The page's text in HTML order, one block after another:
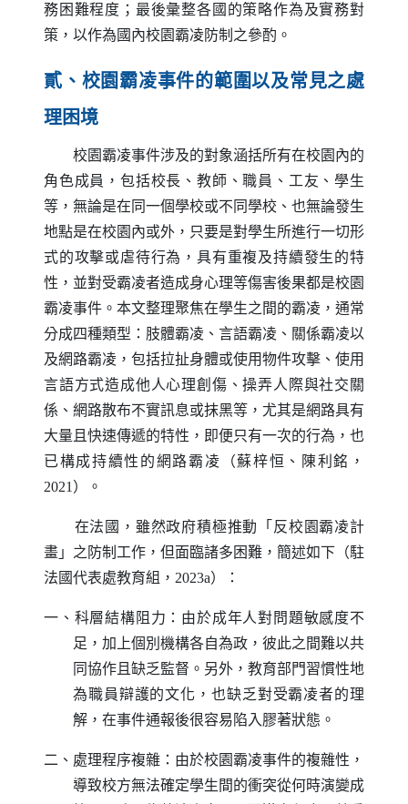
務困難程度；最後彙整各國的策略作為及實務對
策，以作為國內校園霸凌防制之參酌。
貳、校園霸凌事件的範圍以及常見之處
理困境
校園霸凌事件涉及的對象涵括所有在校園內的
角色成員，包括校長、教師、職員、工友、學生
等，無論是在同一個學校或不同學校、也無論發生
地點是在校園內或外，只要是對學生所進行一切形
式的攻擊或虐待行為，具有重複及持續發生的特
性，並對受霸凌者造成身心理等傷害後果都是校園
霸凌事件。本文整理聚焦在學生之間的霸凌，通常
分成四種類型：肢體霸凌、言語霸凌、關係霸凌以
及網路霸凌，包括拉扯身體或使用物件攻擊、使用
言語方式造成他人心理創傷、操弄人際與社交關
係、網路散布不實訊息或抹黑等，尤其是網路具有
大量且快速傳遞的特性，即便只有一次的行為，也
已構成持續性的網路霸凌（蘇梓恒、陳利銘，
2021）。
在法國，雖然政府積極推動「反校園霸凌計
畫」之防制工作，但面臨諸多困難，簡述如下（駐
法國代表處教育組，2023a）：
一、科層結構阻力：由於成年人對問題敏感度不
足，加上個別機構各自為政，彼此之間難以共
同協作且缺乏監督。另外，教育部門習慣性地
為職員辯護的文化，也缺乏對受霸凌者的理
解，在事件通報後很容易陷入膠著狀態。
二、處理程序複雜：由於校園霸凌事件的複雜性，
導致校方無法確定學生間的衝突從何時演變成